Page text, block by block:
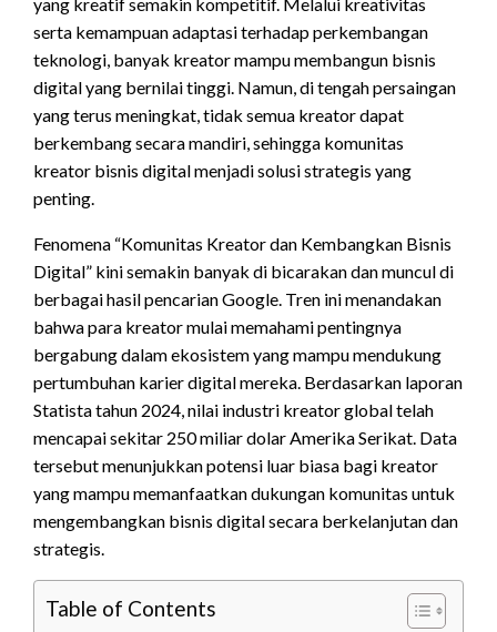
serta kemampuan adaptasi terhadap perkembangan
teknologi, banyak kreator mampu membangun bisnis
digital yang bernilai tinggi. Namun, di tengah persaingan
yang terus meningkat, tidak semua kreator dapat
berkembang secara mandiri, sehingga komunitas
kreator bisnis digital menjadi solusi strategis yang
penting.
Fenomena “Komunitas Kreator dan Kembangkan Bisnis
Digital” kini semakin banyak di bicarakan dan muncul di
berbagai hasil pencarian Google. Tren ini menandakan
bahwa para kreator mulai memahami pentingnya
bergabung dalam ekosistem yang mampu mendukung
pertumbuhan karier digital mereka. Berdasarkan laporan
Statista tahun 2024, nilai industri kreator global telah
mencapai sekitar 250 miliar dolar Amerika Serikat. Data
tersebut menunjukkan potensi luar biasa bagi kreator
yang mampu memanfaatkan dukungan komunitas untuk
mengembangkan bisnis digital secara berkelanjutan dan
strategis.
Table of Contents